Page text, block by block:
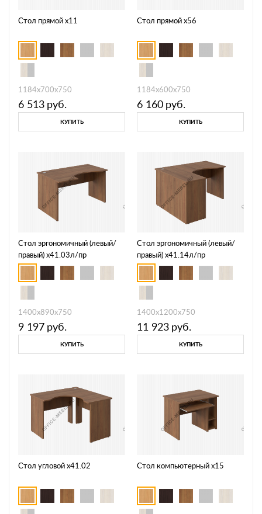
Стол прямой х11
1184х700х750
6 513 руб.
КУПИТЬ
Стол прямой х56
1184х600х750
6 160 руб.
КУПИТЬ
Стол эргономичный (левый/
правый) х41.03л/пр
1400х890х750
9 197 руб.
КУПИТЬ
Стол эргономичный (левый/
правый) х41.14л/пр
1400х1200х750
11 923 руб.
КУПИТЬ
Стол угловой х41.02 Стол компьютерный х15